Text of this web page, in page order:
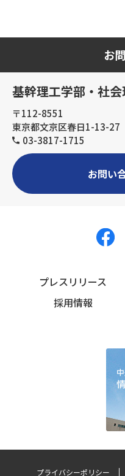
お
基幹理工学部・社
〒112-8551
東京都文京区春日1-13-27
03-3817-1715
お問い
プレスリリース
採用情報
プライバシーポリシー